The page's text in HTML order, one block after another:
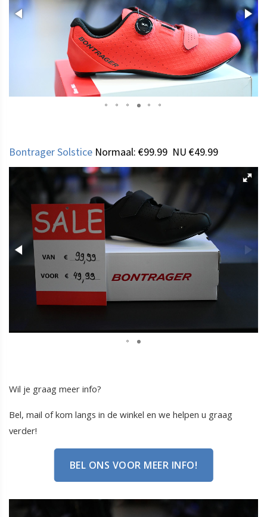
Bontrager Solstice Normaal: €99.99 NU €49.99
Wil je graag meer info?
Bel, mail of kom langs in de winkel en we helpen u graag
verder!
BEL ONS VOOR MEER INFO!